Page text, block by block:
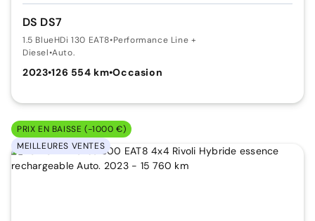
DS DS7
1.5 BlueHDi 130 EAT8•Performance Line +
Diesel•Auto.
2023•126 554 km•Occasion
PRIX EN BAISSE (-1000 €)
MEILLEURES VENTES